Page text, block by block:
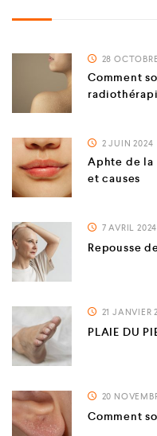
28
Comment
2 JUIN 2024
Aphte de la
et causes
7 AVRIL 2024
Repousse
21 JANVIER
PLAIE DU
20
Comment